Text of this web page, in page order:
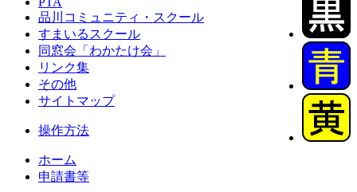
品川コミュニティ・スクール
すまいるスクール
同窓会「わかたけ会」
リンク集
その他
サイトマップ
操作方法
ホーム
申請書等